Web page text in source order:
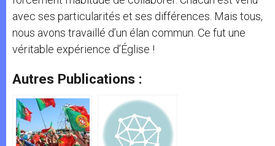
avec ses particularités et ses différences. Mais tous,
nous avons travaillé d’un élan commun. Ce fut une
véritable expérience d’Église !
Autres Publications :